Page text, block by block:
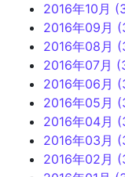
2016年10月
2016年09月
2016年08月
2016年07月
2016年06月
2016年05月
2016年04月
2016年03月
2016年02月